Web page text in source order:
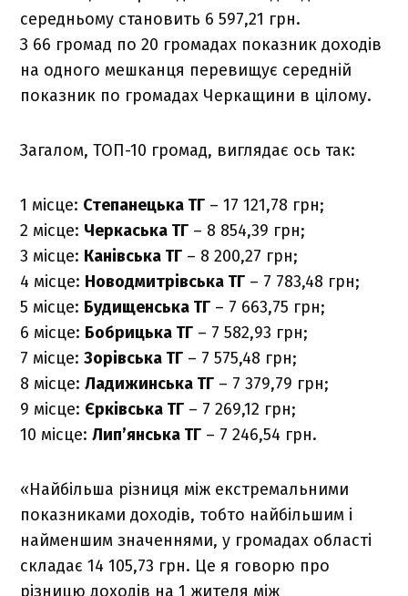
середньому становить 6 597,21 грн.
З 66 громад по 20 громадах показник доходів
на одного мешканця перевищує середній
показник по громадах Черкащини в цілому.
Загалом, ТОП-10 громад, виглядає ось так:
1 місце: Степанецька ТГ – 17 121,78 грн;
2 місце: Черкаська ТГ – 8 854,39 грн;
3 місце: Канівська ТГ – 8 200,27 грн;
4 місце: Новодмитрівська ТГ – 7 783,48 грн;
5 місце: Будищенська ТГ – 7 663,75 грн;
6 місце: Бобрицька ТГ – 7 582,93 грн;
7 місце:Зорівська ТГ – 7 575,48 грн;
8 місце:Ладижинська ТГ – 7 379,79 грн;
9 місце: Єрківська ТГ – 7 269,12 грн;
10 місце:Лип’янська ТГ – 7 246,54 грн.
«Найбільша різниця між екстремальними
показниками доходів, тобто найбільшим і
найменшим значеннями, у громадах області
складає 14 105,73 грн. Це я говорю про
різницю доходів на 1 жителя між